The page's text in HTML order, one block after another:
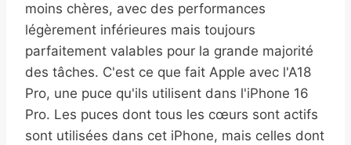
moins chères, avec des performances
légèrement inférieures mais toujours
parfaitement valables pour la grande majorité
des tâches. C'est ce que fait Apple avec l'A18
Pro, une puce qu'ils utilisent dans l'iPhone 16
Pro. Les puces dont tous les cœurs sont actifs
sont utilisées dans cet iPhone, mais celles dont